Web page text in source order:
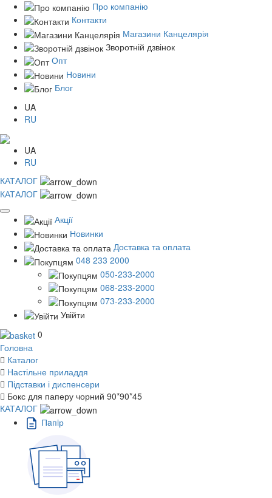
Про компанію
Контакти
Магазини Канцелярія
Зворотній дзвінок
Опт
Новини
Блог
UA
RU
UA
RU
КАТАЛОГ
КАТАЛОГ
Акції
Новинки
Доставка та оплата
048 233 2000
050-233-2000
068-233-2000
073-233-2000
Увійти
0
Головна
Каталог
Настільне приладдя
Підставки і диспенсери
Бокс для паперу чорний 90*90*45
КАТАЛОГ
Пaпiр